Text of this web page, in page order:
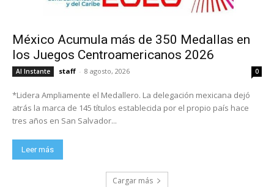
México Acumula más de 350 Medallas en
los Juegos Centroamericanos 2026
Al Instante staff - 8 agosto, 2026 0
*Lidera Ampliamente el Medallero. La delegación mexicana dejó
atrás la marca de 145 títulos establecida por el propio país hace
tres años en San Salvador...
Leer más
Cargar más